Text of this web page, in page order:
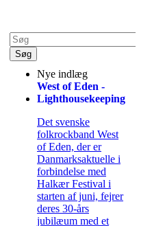
Nye indlæg
West of Eden -
Lighthousekeeping
Det svenske
folkrockband West
of Eden, der er
Danmarksaktuelle i
forbindelse med
Halkær Festival i
starten af juni, fejrer
deres 30-års
jubilæum med et